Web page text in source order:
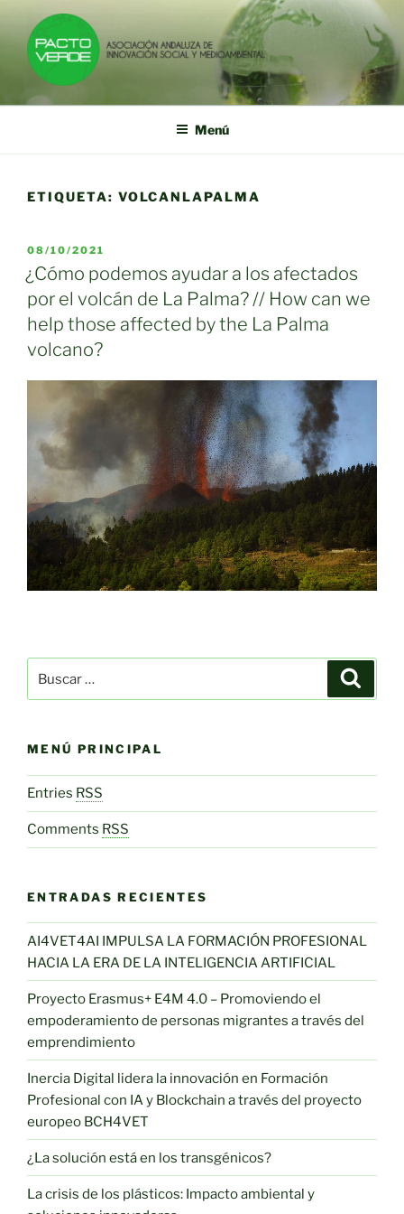
contenido
PACTO VERDE
Asociación Andaluza de Innovación Social y Medioambiental
Menú
ETIQUETA: VOLCANLAPALMA
PUBLICADO
EL
08/10/2021
¿Cómo podemos ayudar a los afectados
por el volcán de La Palma? // How can we
help those affected by the La Palma
volcano?
por:
MENÚ PRINCIPAL
Entries RSS
Comments RSS
ENTRADAS RECIENTES
AI4VET4AI IMPULSA LA FORMACIÓN PROFESIONAL
HACIA LA ERA DE LA INTELIGENCIA ARTIFICIAL
Proyecto Erasmus+ E4M 4.0 – Promoviendo el
empoderamiento de personas migrantes a través del
emprendimiento
Inercia Digital lidera la innovación en Formación
Profesional con IA y Blockchain a través del proyecto
europeo BCH4VET
¿La solución está en los transgénicos?
La crisis de los plásticos: Impacto ambiental y